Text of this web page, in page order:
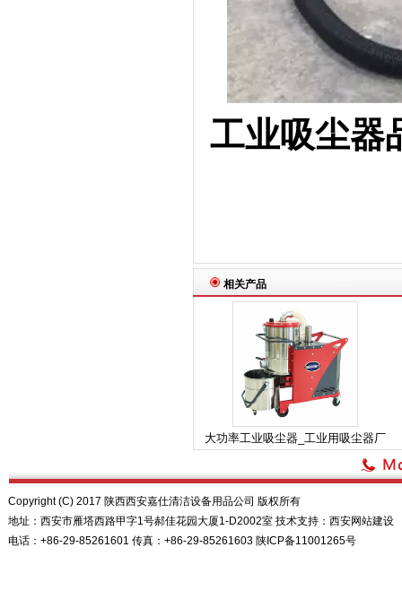
工业吸尘器
相关产品
大功率工业吸尘器_工业用吸尘器厂
Copyright (C) 2017 陕西西安嘉仕清洁设备用品公司 版权所有
地址：西安市雁塔西路甲字1号郝佳花园大厦1-D2002室 技术支持： 西安网站建设
电话：+86-29-85261601 传真：+86-29-85261603 陕ICP备11001265号